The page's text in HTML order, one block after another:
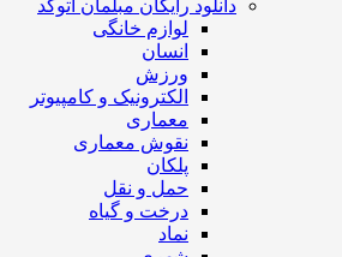
دانلود رایگان مبلمان اتوکد
لوازم خانگی
انسان
ورزش
الکترونیک و کامپیوتر
معماری
نقوش معماری
پلکان
حمل و نقل
درخت و گیاه
نماد